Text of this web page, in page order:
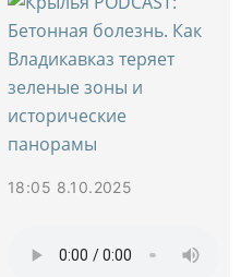
18:05 8.10.2025